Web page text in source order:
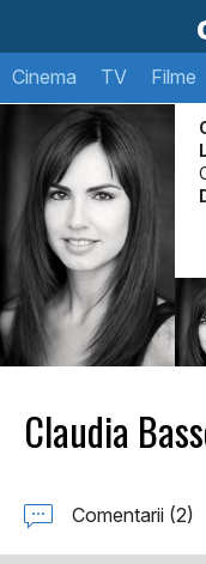
Cinema TV Filme
Claudia
Comentarii (2)